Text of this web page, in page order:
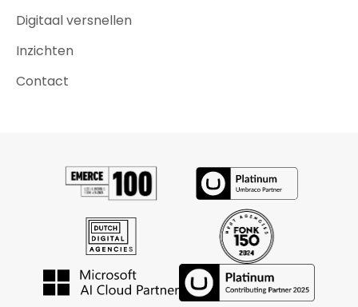
Digitaal versnellen
Inzichten
Contact